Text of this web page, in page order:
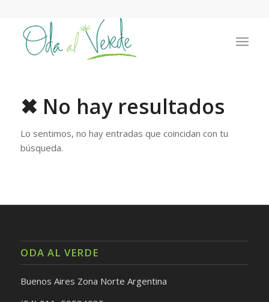
✖ No hay resultados
Lo sentimos, no hay entradas que coincidan con tu
búsqueda.
ODA AL VERDE
Buenos Aires Zona Norte Argentina